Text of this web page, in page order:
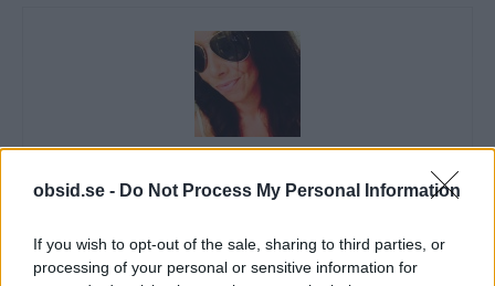
obsid.se - Do Not Process My Personal Information
If you wish to opt-out of the sale, sharing to third parties, or
processing of your personal or sensitive information for
Jag skriver mest om drinkar och resor, men gästspelar även lite
Utöver det så är ligger fokus på ett sorglöst och härligt liv!